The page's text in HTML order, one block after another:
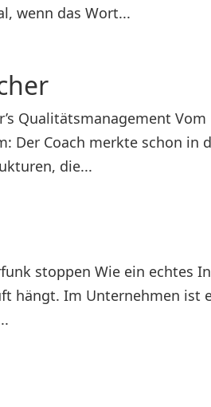
wenn das Wort...
Qualitätsmanagement
Der Coach merkte schon in
die...
stoppen Wie ein echtes
hängt. Im Unternehmen ist